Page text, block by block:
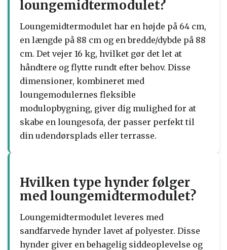
loungemidtermodulet?
Loungemidtermodulet har en højde på 64 cm,
en længde på 88 cm og en bredde/dybde på 88
cm. Det vejer 16 kg, hvilket gør det let at
håndtere og flytte rundt efter behov. Disse
dimensioner, kombineret med
loungemodulernes fleksible
modulopbygning, giver dig mulighed for at
skabe en loungesofa, der passer perfekt til
din udendørsplads eller terrasse.
Hvilken type hynder følger
med loungemidtermodulet?
Loungemidtermodulet leveres med
sandfarvede hynder lavet af polyester. Disse
hynder giver en behagelig siddeoplevelse og